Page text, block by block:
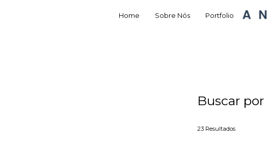
Home Sobre Nós Portfolio
Buscar por
23 Resultados